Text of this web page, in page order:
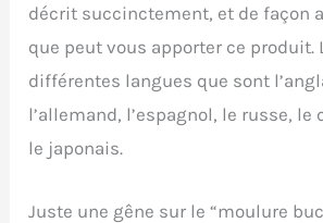
décrit succinctement, et de façon
que peut vous apporter ce produit.
différentes langues que sont
l’allemand, l’espagnol, le russe,
le japonais.
Juste une gêne sur le “moulure